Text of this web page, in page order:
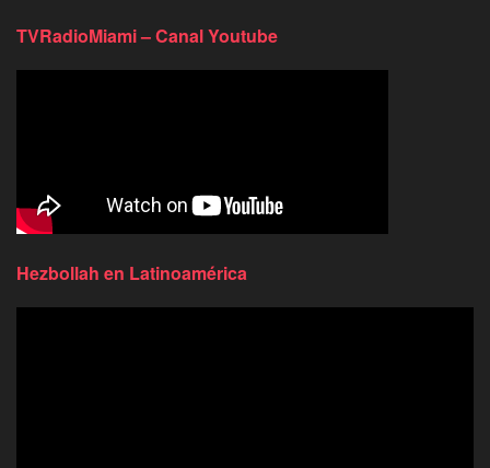
TVRadioMiami – Canal Youtube
Hezbollah en Latinoamérica